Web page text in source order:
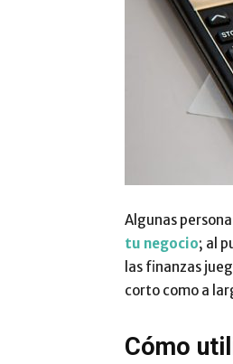
Algunas
tu negocio; al
las finanzas
corto como a
Cómo